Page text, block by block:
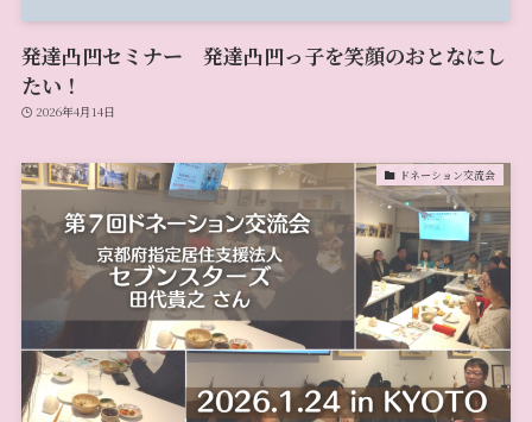
発達凸凹セミナー 発達凸凹っ子を笑顔のおとなにし
たい！
2026年4月14日
ドネーション交流会